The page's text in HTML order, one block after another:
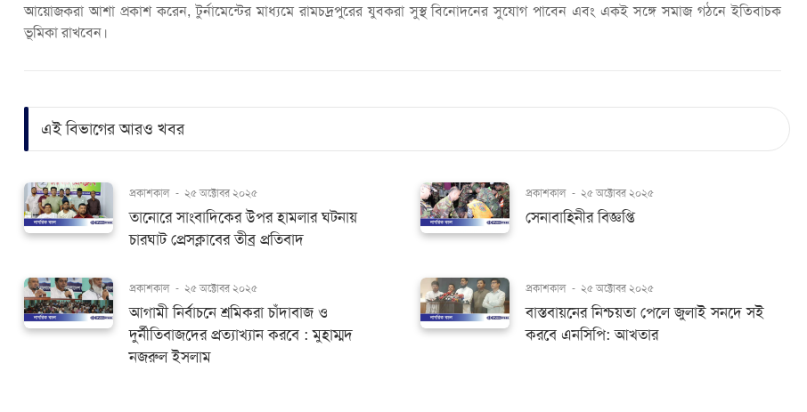
আয়োজকরা আশা প্রকাশ করেন, টুর্নামেন্টের মাধ্যমে রামচদ্রপুরের যুবকরা সুস্থ বিনোদনের সুযোগ পাবেন এবং একই সঙ্গে সমাজ গঠনে ইতিবাচক
ভূমিকা রাখবেন।
এই বিভাগের আরও খবর
প্রকাশকাল - ২৫ অক্টোবর ২০২৫
তানোরে সাংবাদিকের উপর হামলার ঘটনায়
চারঘাট প্রেসক্লাবের তীব্র প্রতিবাদ
প্রকাশকাল - ২৫ অক্টোবর ২০২৫
সেনাবাহিনীর বিজ্ঞপ্তি
প্রকাশকাল - ২৫ অক্টোবর ২০২৫
আগামী নির্বাচনে শ্রমিকরা চাঁদাবাজ ও
দুর্নীতিবাজদের প্রত্যাখ্যান করবে : মুহাম্মদ
নজরুল ইসলাম
প্রকাশকাল - ২৫ অক্টোবর ২০২৫
বাস্তবায়নের নিশ্চয়তা পেলে জুলাই সনদে সই
করবে এনসিপি: আখতার